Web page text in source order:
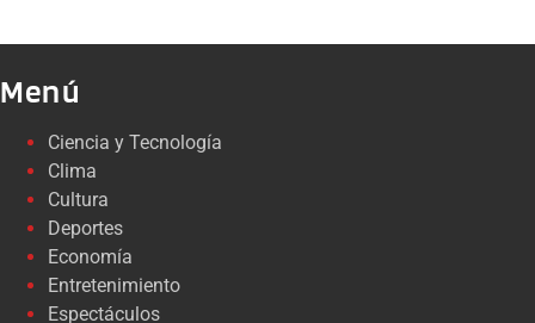
Menú
Ciencia y Tecnología
Clima
Cultura
Deportes
Economía
Entretenimiento
Espectáculos